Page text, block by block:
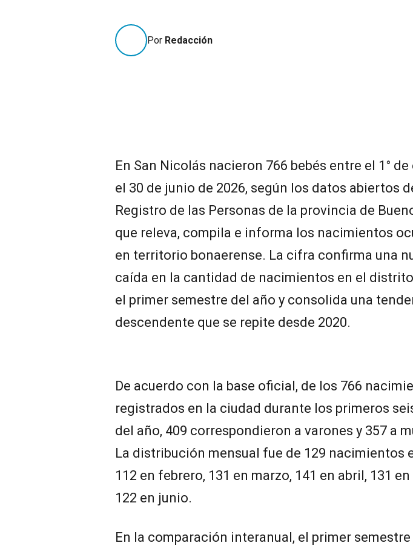
Por Redacción
En San Nicolás nacieron 766 bebés entre el 1° de
el 30 de junio de 2026, según los datos abiertos
Registro de las Personas de la provincia de
que releva, compila e informa los nacimientos
en territorio bonaerense. La cifra confirma una
caída en la cantidad de nacimientos en el
el primer semestre del año y consolida una
descendente que se repite desde 2020.
De acuerdo con la base oficial, de los 766
registrados en la ciudad durante los primeros
del año, 409 correspondieron a varones y 357 a
La distribución mensual fue de 129 nacimientos
112 en febrero, 131 en marzo, 141 en abril, 131 en
122 en junio.
En la comparación interanual, el primer semestre